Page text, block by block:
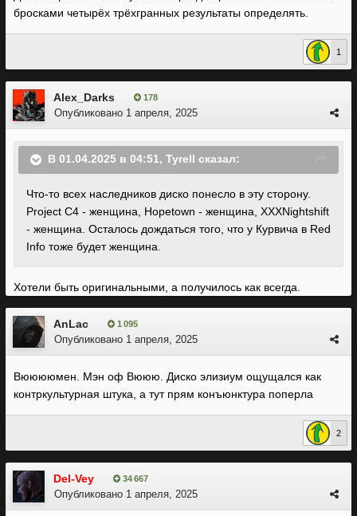
бросками четырёх трёхгранных результаты определять.
1
Alex_Darks 178
Опубликовано 1 апреля, 2025
В 01.04.2025 в 04:51, Tyrell сказал:
Что-то всех наследников диско понесло в эту сторону.
Project C4 - женщина, Hopetown - женщина, XXXNightshift
- женщина. Осталось дождаться того, что у Курвича в Red
Info тоже будет женщина.
Хотели быть оригинальными, а получилось как всегда.
AnLac 1 095
Опубликовано 1 апреля, 2025
Вююююмен. Мэн оф Вююю. Диско элизиум ощущался как
контркультурная штука, а тут прям конъюнктура поперла
2
Del-Vey 34 667
Опубликовано 1 апреля, 2025